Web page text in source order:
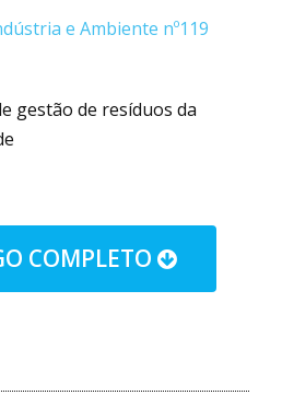
e Ambiente nº119
gestão de resíduos da
COMPLETO